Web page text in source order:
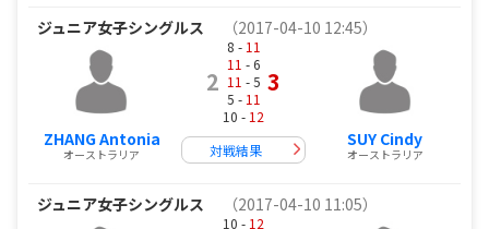
ジュニア女子シングルス （2017-04-10 12:45）
ZHANG Antonia
オーストラリア
2
8 - 11
11 - 6
11 - 5
5 - 11
10 - 12
3
対戦結果
SUY Cindy
オーストラリア
ジュニア女子シングルス （2017-04-10 11:05）
10 - 12